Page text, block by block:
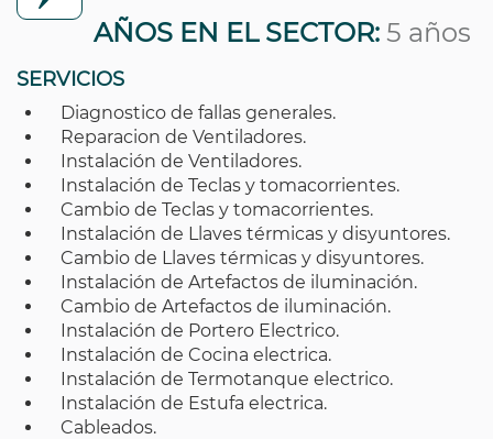
AÑOS EN EL SECTOR: 5 años
SERVICIOS
Diagnostico de fallas generales.
Reparacion de Ventiladores.
Instalación de Ventiladores.
Instalación de Teclas y tomacorrientes.
Cambio de Teclas y tomacorrientes.
Instalación de Llaves térmicas y disyuntores.
Cambio de Llaves térmicas y disyuntores.
Instalación de Artefactos de iluminación.
Cambio de Artefactos de iluminación.
Instalación de Portero Electrico.
Instalación de Cocina electrica.
Instalación de Termotanque electrico.
Instalación de Estufa electrica.
Cableados.